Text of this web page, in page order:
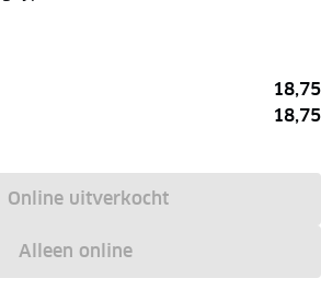
18,75
18,75
Online uitverkocht
Alleen online